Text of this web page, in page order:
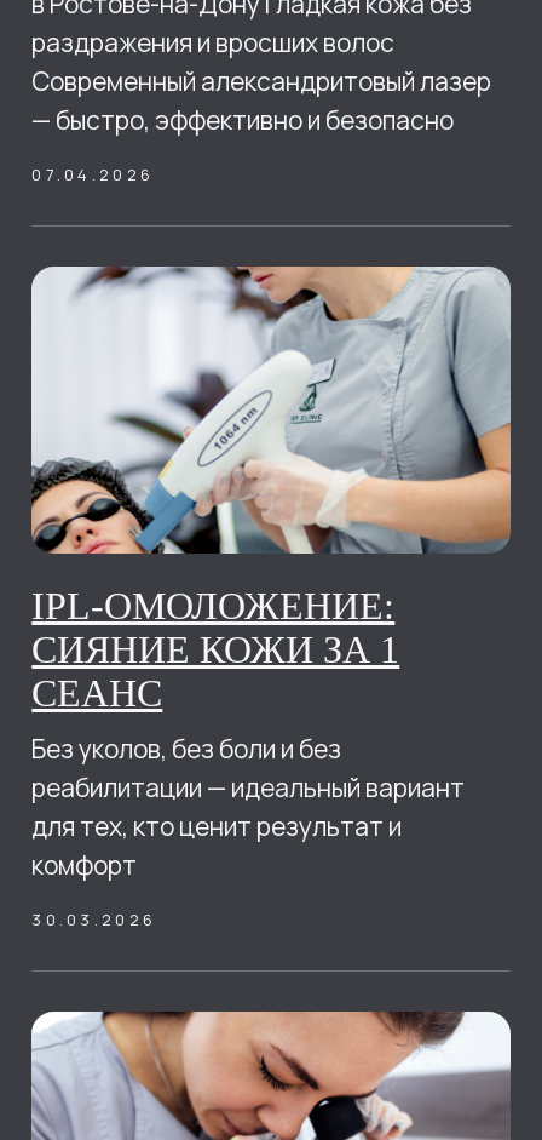
РЕАЛЬНЫЕ ОТЗЫВЫ О
КЛИНИКЕ SKY CLINIC
Лучшее подтверждение качества
работы клиники — это положительные
отзывы пациентов. В SKY CLINIC в
Ростове-на-Дону мы ценим доверие
наших клиентов и гордимся
людям чувствовать себя увереннее и
красивее
10.03.2026
ПРЕИМУЩЕСТВА
ЛАЗЕРНОЙ ЭПИЛЯЦИИ
Лазерная эпиляция — современное
решение для удаления волос